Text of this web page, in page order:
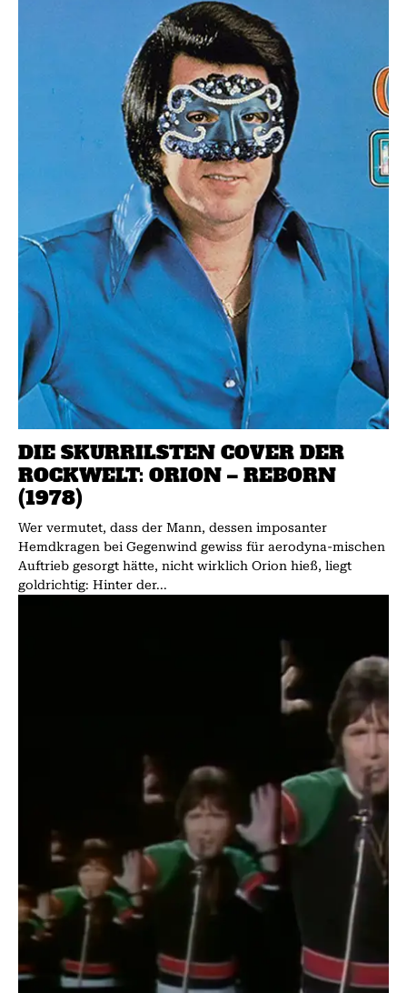
DIE SKURRILSTEN COVER DER
ROCKWELT: ORION – REBORN
(1978)
Wer vermutet, dass der Mann, dessen imposanter
Hemdkragen bei Gegenwind gewiss für aerodyna-mischen
Auftrieb gesorgt hätte, nicht wirklich Orion hieß, liegt
goldrichtig: Hinter der...